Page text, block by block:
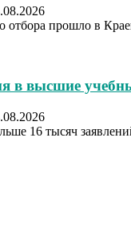
отбора прошло в
в высшие
16 тысяч